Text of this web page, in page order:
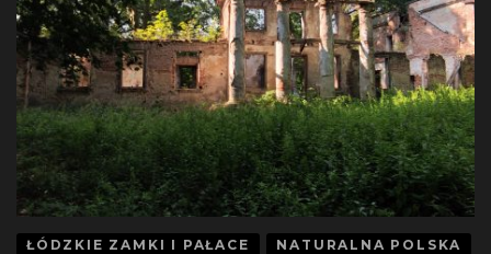
ŁÓDZKIE ZAMKI I PAŁACE
NATURALNA POLSKA